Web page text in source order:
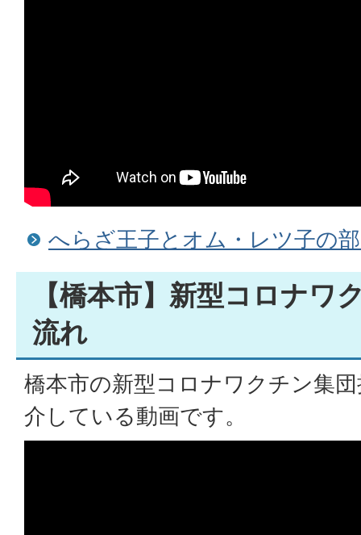
へらざ王子とオム・レツ子の
【橋本市】新型コロナワ
流れ
橋本市の新型コロナワクチン集
介している動画です。